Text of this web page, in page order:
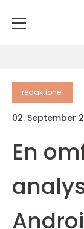
redaktionel
02. September
En